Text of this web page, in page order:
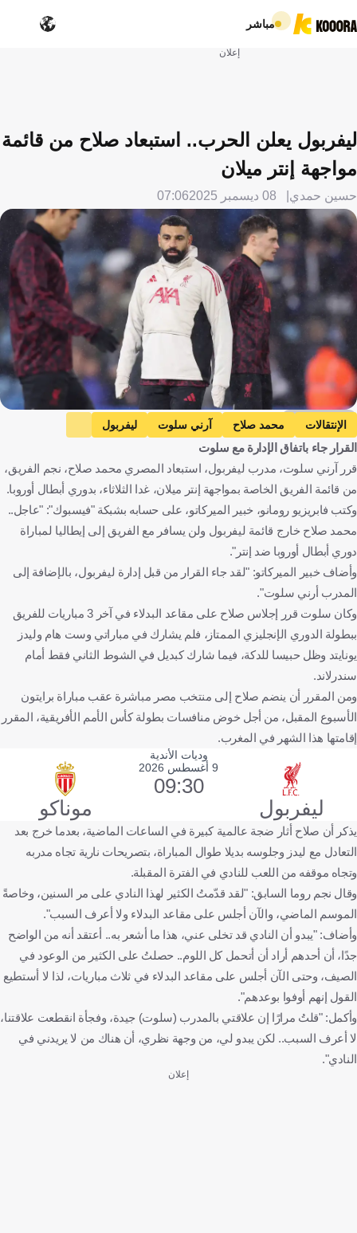
مباشر
إعلان
ليفربول يعلن الحرب.. استبعاد صلاح من قائمة
مواجهة إنتر ميلان
حسين حمدي 08 ديسمبر 2025 07:06
Getty Images
الإنتقالات محمد صلاح آرني سلوت
ليفربول
إنتر ضد ليفربول
إنتر
إنجلترا
إيطاليا كرة قدم
القرار جاء باتفاق الإدارة مع سلوت
قرر آرني سلوت، مدرب ليفربول، استبعاد المصري محمد صلاح، نجم الفريق،
من قائمة الفريق الخاصة بمواجهة إنتر ميلان، غدا الثلاثاء، بدوري أبطال أوروبا.
وكتب فابريزيو رومانو، خبير الميركاتو، على حسابه بشبكة "فيسبوك": "عاجل..
محمد صلاح خارج قائمة ليفربول ولن يسافر مع الفريق إلى إيطاليا لمباراة
دوري أبطال أوروبا ضد إنتر".
وأضاف خبير الميركاتو: "لقد جاء القرار من قبل إدارة ليفربول، بالإضافة إلى
المدرب أرني سلوت".
وكان سلوت قرر إجلاس صلاح على مقاعد البدلاء في آخر 3 مباريات للفريق
ببطولة الدوري الإنجليزي الممتاز، فلم يشارك في مباراتي وست هام وليدز
يونايتد وظل حبيسا للدكة، فيما شارك كبديل في الشوط الثاني فقط أمام
سندرلاند.
ومن المقرر أن ينضم صلاح إلى منتخب مصر مباشرة عقب مباراة برايتون
الأسبوع المقبل، من أجل خوض منافسات بطولة كأس الأمم الأفريقية، المقرر
إقامتها هذا الشهر في المغرب.
وديات الأندية
ليفربول
9 أغسطس 2026
09:30
موناكو
يذكر أن صلاح أثار ضجة عالمية كبيرة في الساعات الماضية، بعدما خرج بعد
التعادل مع ليدز وجلوسه بديلا طوال المباراة، بتصريحات نارية تجاه مدربه
وتجاه موقفه من اللعب للنادي في الفترة المقبلة.
وقال نجم روما السابق: "لقد قدّمتُ الكثير لهذا النادي على مر السنين، وخاصةً
الموسم الماضي، والآن أجلس على مقاعد البدلاء ولا أعرف السبب".
وأضاف: "يبدو أن النادي قد تخلى عني، هذا ما أشعر به.. أعتقد أنه من الواضح
جدًا، أن أحدهم أراد أن أتحمل كل اللوم.. حصلتُ على الكثير من الوعود في
الصيف، وحتى الآن أجلس على مقاعد البدلاء في ثلاث مباريات، لذا لا أستطيع
القول إنهم أوفوا بوعدهم".
وأكمل: "قلتُ مرارًا إن علاقتي بالمدرب (سلوت) جيدة، وفجأة انقطعت علاقتنا،
لا أعرف السبب.. لكن يبدو لي، من وجهة نظري، أن هناك من لا يريدني في
النادي".
إعلان